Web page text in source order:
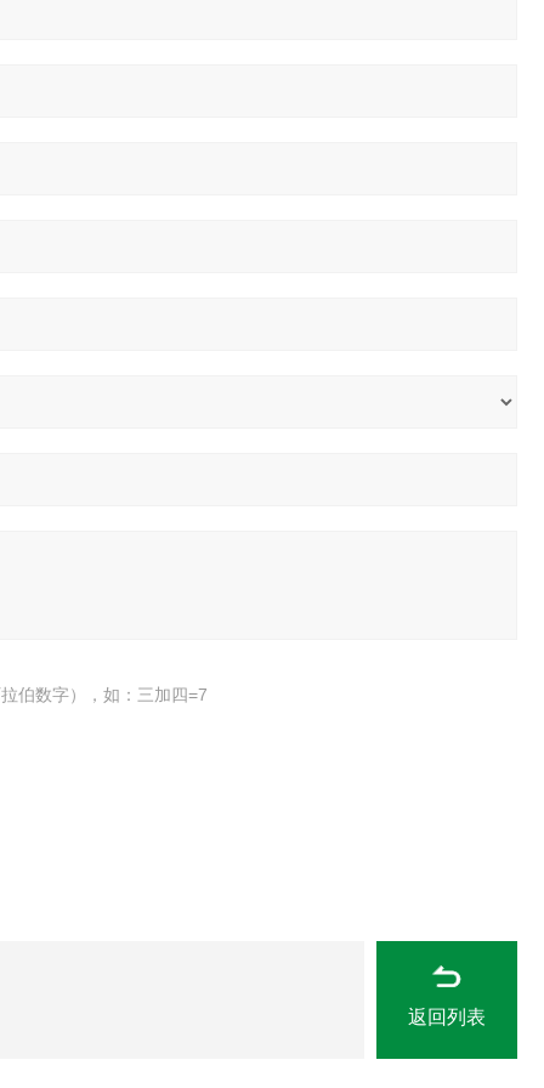
伯数字），如：三加四=7
返回列表